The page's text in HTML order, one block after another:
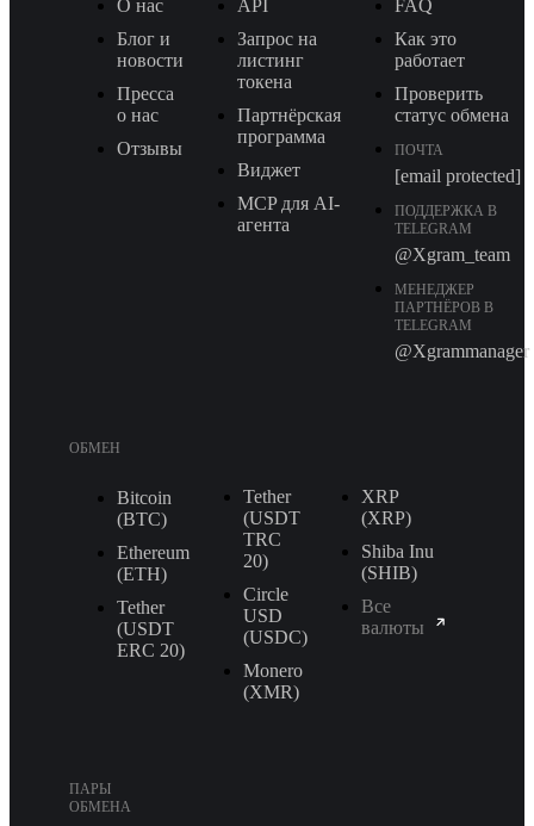
О нас
Блог и
новости
Пресса
о нас
Отзывы
API
Запрос на
листинг
токена
Партнёрская
программа
Виджет
MCP для AI-
агента
FAQ
Как это
работает
Проверить
статус обмена
ПОЧТА
[email protected]
ПОДДЕРЖКА В
TELEGRAM
@Xgram_team
МЕНЕДЖЕР
ПАРТНЁРОВ В
TELEGRAM
@Xgrammanager
ОБМЕН
Bitcoin
(BTC)
Ethereum
(ETH)
Tether
(USDT
ERС 20)
Tether
(USDT
TRС
20)
Circle
USD
(USDC)
Monero
(XMR)
XRP
(XRP)
Shiba Inu
(SHIB)
Все
валюты
ПАРЫ
ОБМЕНА